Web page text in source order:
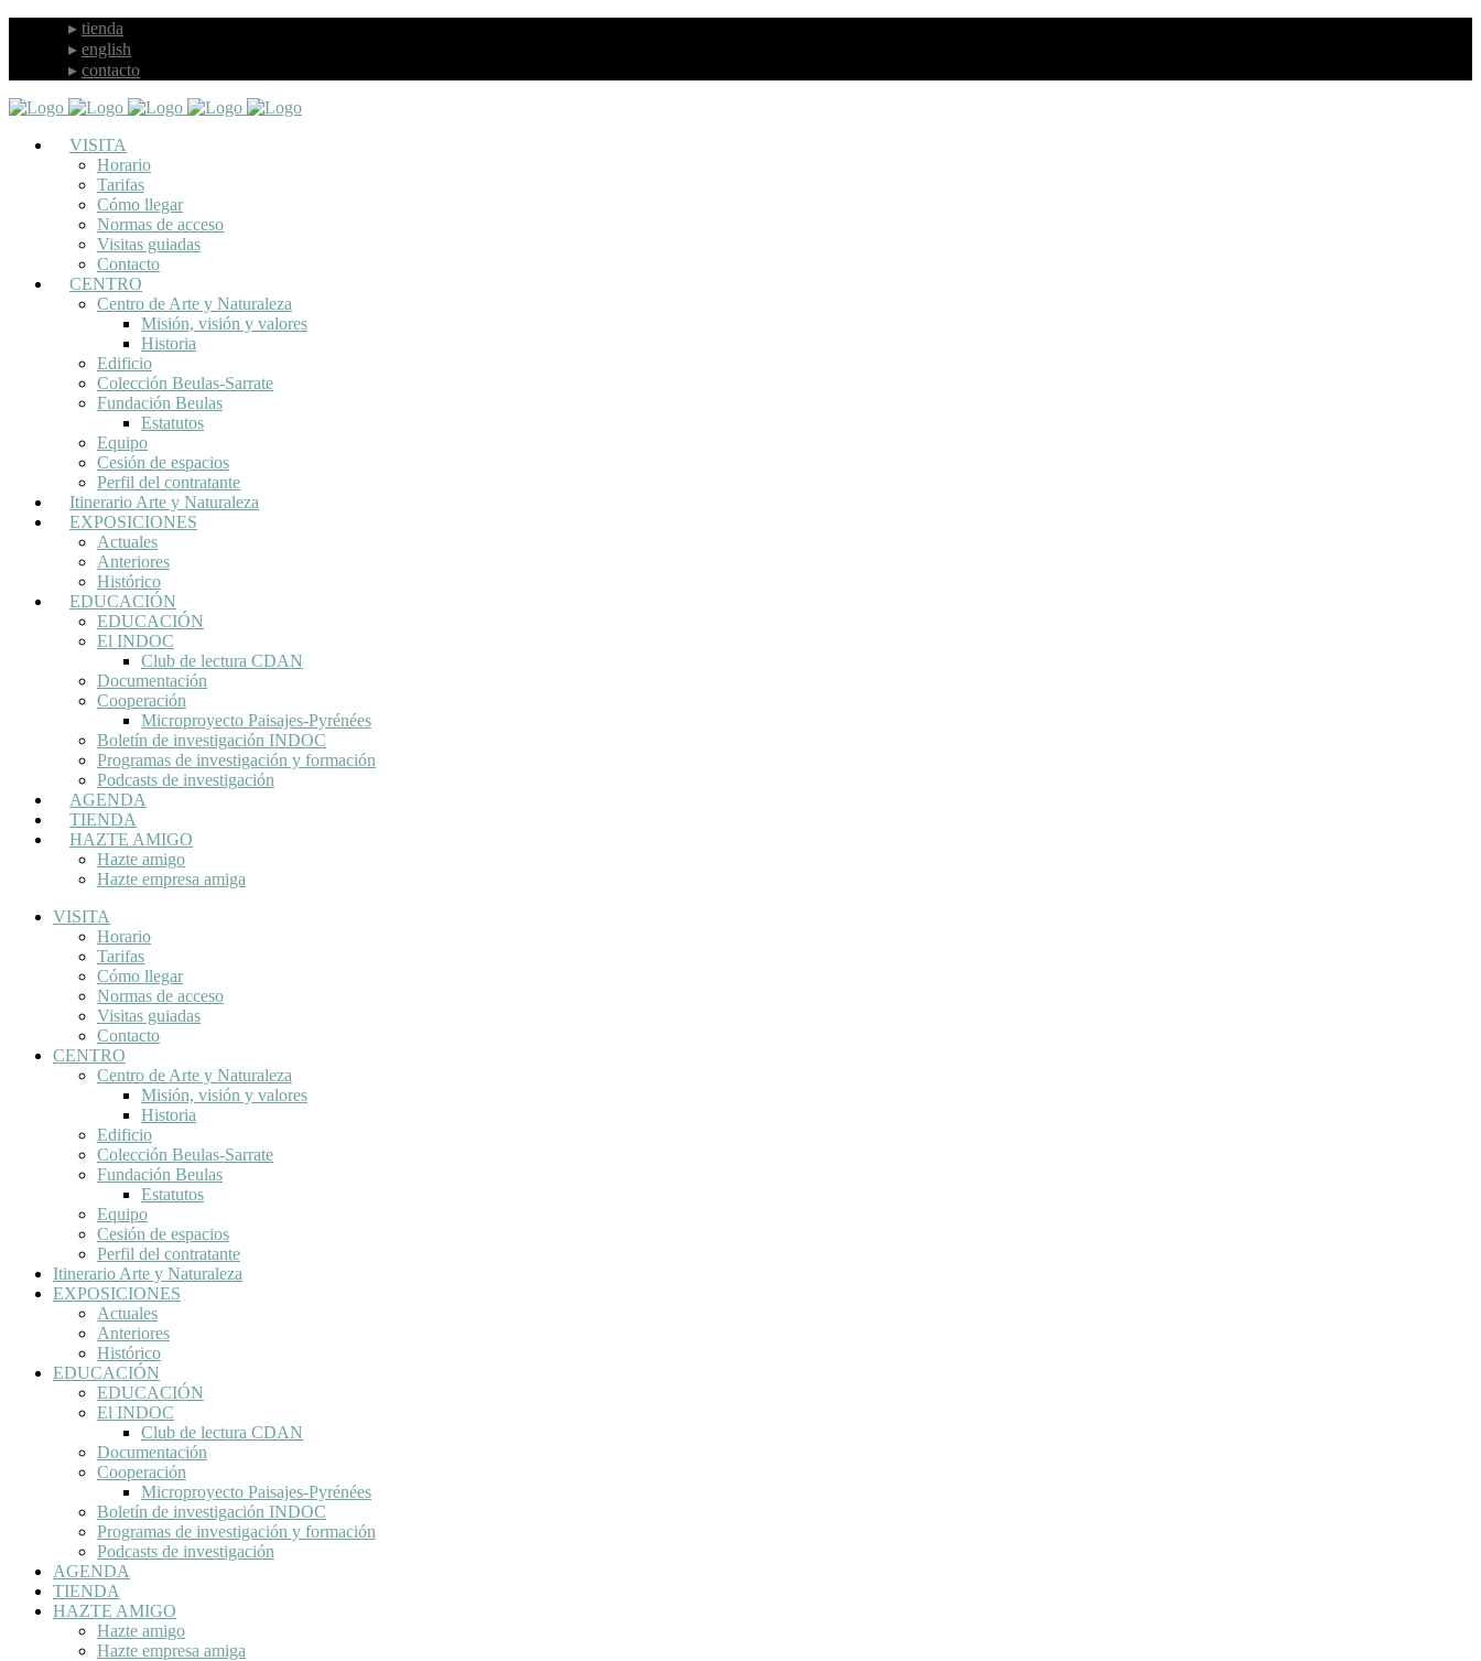
tienda
english
contacto
VISITA
Horario
Tarifas
Cómo llegar
Normas de acceso
Visitas guiadas
Contacto
CENTRO
Centro de Arte y Naturaleza
Misión, visión y valores
Historia
Edificio
Colección Beulas-Sarrate
Fundación Beulas
Estatutos
Equipo
Cesión de espacios
Perfil del contratante
Itinerario Arte y Naturaleza
EXPOSICIONES
Actuales
Anteriores
Histórico
EDUCACIÓN
EDUCACIÓN
El INDOC
Club de lectura CDAN
Documentación
Cooperación
Microproyecto Paisajes-Pyrénées
Boletín de investigación INDOC
Programas de investigación y formación
Podcasts de investigación
AGENDA
TIENDA
HAZTE AMIGO
Hazte amigo
Hazte empresa amiga
VISITA
Horario
Tarifas
Cómo llegar
Normas de acceso
Visitas guiadas
Contacto
CENTRO
Centro de Arte y Naturaleza
Misión, visión y valores
Historia
Edificio
Colección Beulas-Sarrate
Fundación Beulas
Estatutos
Equipo
Cesión de espacios
Perfil del contratante
Itinerario Arte y Naturaleza
EXPOSICIONES
Actuales
Anteriores
Histórico
EDUCACIÓN
EDUCACIÓN
El INDOC
Club de lectura CDAN
Documentación
Cooperación
Microproyecto Paisajes-Pyrénées
Boletín de investigación INDOC
Programas de investigación y formación
Podcasts de investigación
AGENDA
TIENDA
HAZTE AMIGO
Hazte amigo
Hazte empresa amiga